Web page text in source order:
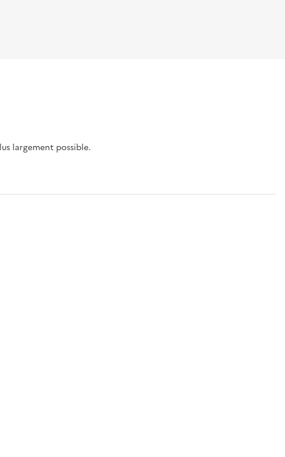
largement possible.